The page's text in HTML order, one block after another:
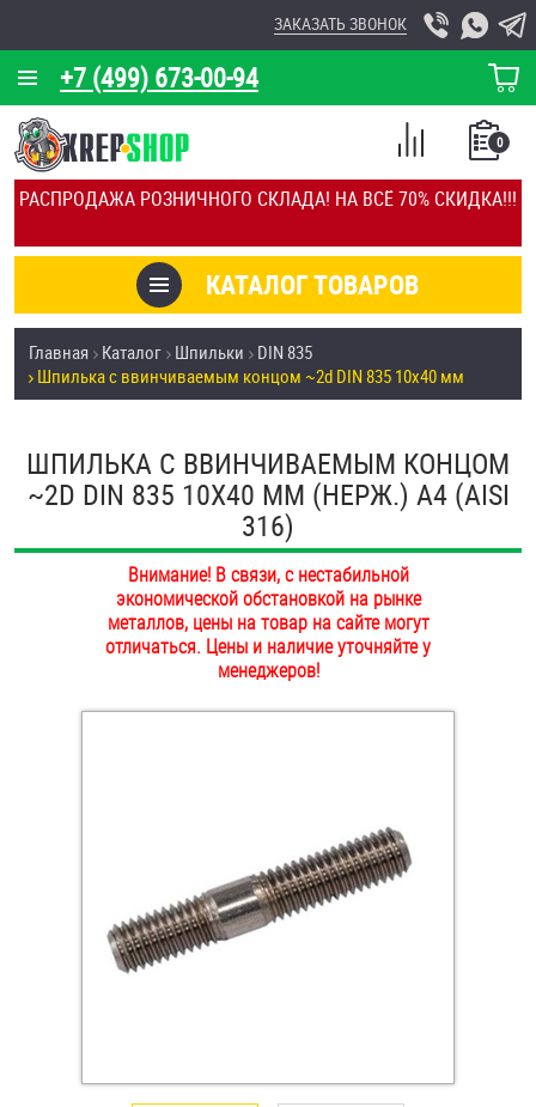
РАСПРОДАЖА РОЗНИЧНОГО СКЛАДА! НА ВСЁ 70% СКИДКА!!!
+7 (499) 673-00-94
ЗАКАЗАТЬ ЗВОНОК
КОРЗИНА
О КОМПАНИИ
КАЛЬКУЛЯТОР
ОТЗЫВЫ
УСЛУГИ
СКИДКИ
ОПТ
ПОКУПАТЕЛЯМ
ОПЛАТА И ДОСТАВКА
НАШИ МАГАЗИНЫ
КАТАЛОГ ТОВАРОВ
0
СПИСОК
СРАВНЕНИЕ
Товары со скидкой
Анкеры
Антивандальный крепёж, инструмент
Инструмент
Крюки, кольца с метрической резьбой
Главная Каталог Шпильки
DIN 835
Шпилька c ввинчиваемым концом ~2d DIN 835 10х40 мм
ШПИЛЬКА C ВВИНЧИВАЕМЫМ КОНЦОМ
~2D DIN 835 10Х40 ММ (НЕРЖ.) A4 (AISI
316)
Внимание! В связи, с нестабильной
экономической обстановкой на рынке
металлов, цены на товар на сайте могут
отличаться. Цены и наличие уточняйте у
менеджеров!